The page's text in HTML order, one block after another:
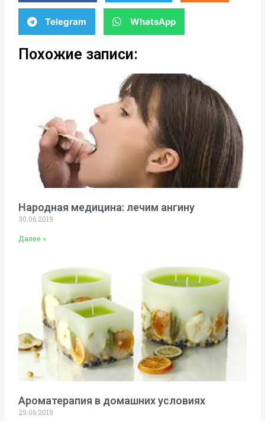
Telegram WhatsApp
Похожие записи:
Народная медицина: лечим ангину
30.06.2019
Далее »
Ароматерапия в домашних условиях
29.06.2019